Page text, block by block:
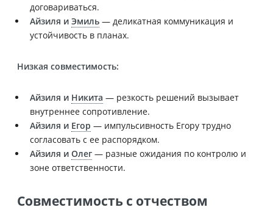
договариваться.
Айзиля и Эмиль — деликатная коммуникация и
устойчивость в планах.
Низкая совместимость:
Айзиля и Никита — резкость решений вызывает
внутреннее сопротивление.
Айзиля и Егор — импульсивность Егору трудно
согласовать с ее распорядком.
Айзиля и Олег — разные ожидания по контролю и
зоне ответственности.
Совместимость с отчеством